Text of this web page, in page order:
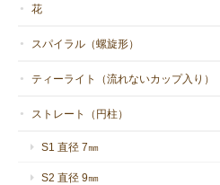
とても素敵なキャンドルをありがと
花
スパイラル（螺旋形）
ティーライト（流れないカップ入り）
ストレート（円柱）
S1 直径 7㎜
S2 直径 9㎜